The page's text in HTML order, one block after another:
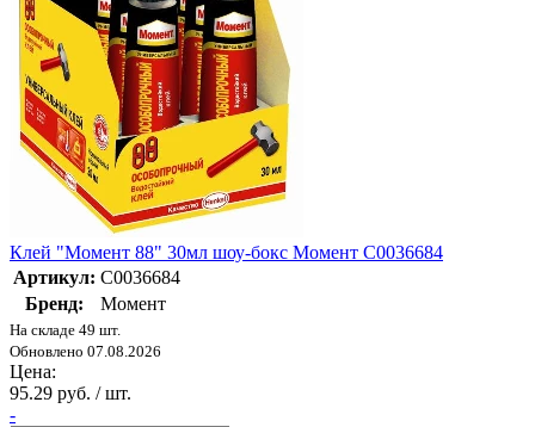
Клей "Момент 88" 30мл шоу-бокс Момент C0036684
Артикул: C0036684
Бренд:
Момент
На складе 49 шт.
Обновлено 07.08.2026
Цена:
95.29 руб. / шт.
-